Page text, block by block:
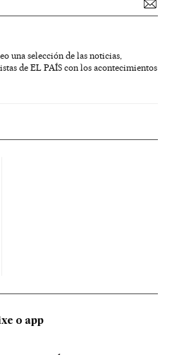
una selección de las noticias,
de EL PAÍS con los acontecimientos
o app